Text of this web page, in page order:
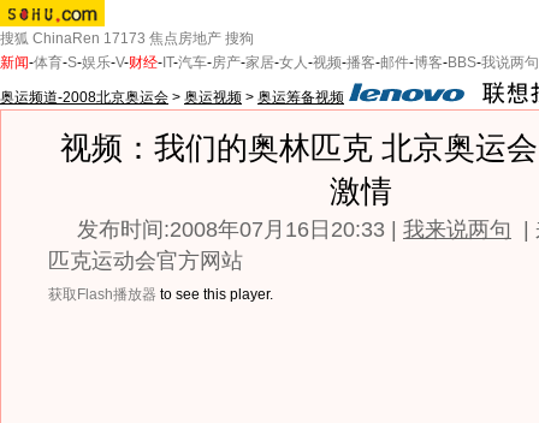
搜狐 ChinaRen 17173 焦点房地产 搜狗
新闻-体育-S-娱乐-V-财经- IT-汽车-房产-家居-女人-视频-播客-邮件-博客-BBS-我说两句
奥运频道-2008北京奥运会 > 奥运视频 > 奥运筹备视频
视频：我们的奥林匹克 北京奥运
激情
发布时间:2008年07月16日20:33 | 我来说两句
|
匹克运动会官方网站
获取Flash播放器 to see this player.